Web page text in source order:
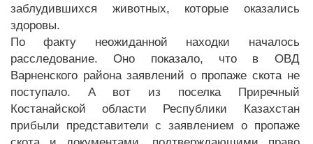
заблудившихся животных, которые оказались
здоровы.
По факту неожиданной находки началось
расследование. Оно показало, что в ОВД
Варненского района заявлений о пропаже скота не
поступало. А вот из поселка Приречный
Костанайской области Республики Казахстан
прибыли представители с заявлением о пропаже